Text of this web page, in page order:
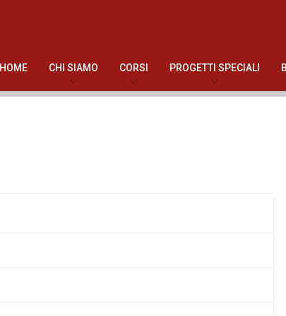
HOME CHI SIAMO CORSI PROGETTI SPECIALI